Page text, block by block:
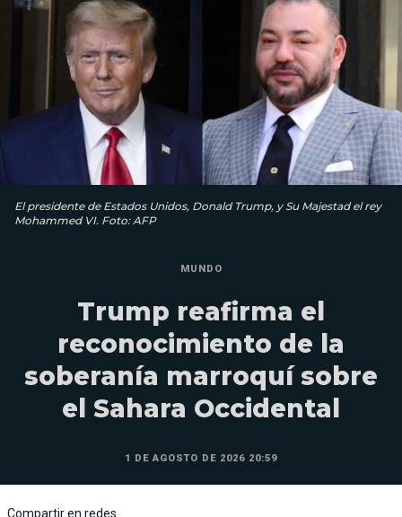
El presidente de Estados Unidos, Donald Trump, y Su Majestad el rey
Mohammed VI. Foto: AFP
MUNDO
Trump reafirma el
reconocimiento de la
soberanía marroquí sobre
el Sahara Occidental
1 DE AGOSTO DE 2026 20:59
Compartir en redes